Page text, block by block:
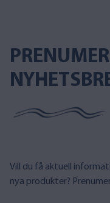
Vill du få aktuell
nya produkter?